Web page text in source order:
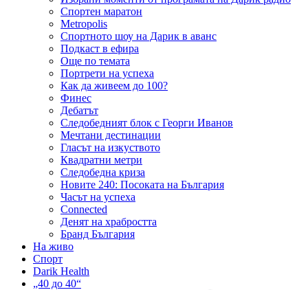
Спортен маратон
Metropolis
Спортното шоу на Дарик в аванс
Подкаст в ефира
Още по темата
Портрети на успеха
Как да живеем до 100?
Финес
Дебатът
Следобедният блок с Георги Иванов
Мечтани дестинации
Гласът на изкуството
Квадратни метри
Следобедна криза
Новите 240: Посоката на България
Часът на успеха
Connected
Денят на храбростта
Бранд България
На живо
Спорт
Darik Health
„40 до 40“